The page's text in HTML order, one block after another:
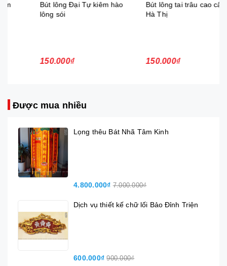
Bút lông Đại Tự kiêm hào
lông sói
150.000₫
Bút lông tai trâu cao cấp
150.000₫
Được mua nhiều
Lọng thêu Bát Nhã Tâm Kinh
4.800.000₫ 7.000.000₫
Dịch vụ thiết kế chữ lối Bảo Đỉnh Triện
600.000₫ 900.000₫